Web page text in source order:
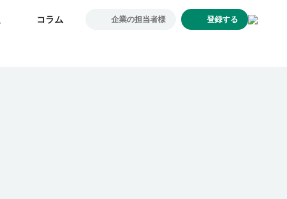
コラム 企業の担当者様 登録する
コラム 企業の担当者様 登録する